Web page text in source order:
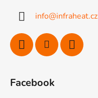
info@infraheat.cz
Facebook